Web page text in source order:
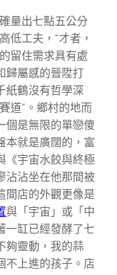
量出七點五公分
低工夫，“才者，
留住需求具有處
歸屬感的晉陞打
紙鶴沒有哲學深
道”。鄉村的地而
個是無限的單戀傻
本就是廣闊的，富
《宇宙水餃與終極
沾沾坐在他那間被
間店的外觀更像是
與「宇宙」或「中
一缸已經發酵了七
夠靈動，我的蒜
不上進的孩子。店